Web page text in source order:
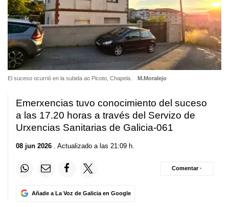
El suceso ocurrió en la subida ao Picoto, Chapela. M.Moralejo
Emerxencias tuvo conocimiento del suceso
a las 17.20 horas a través del Servizo de
Urxencias Sanitarias de Galicia-061
08 jun 2026 . Actualizado a las 21:09 h.
Añade a La Voz de Galicia en Google
Comentar ·